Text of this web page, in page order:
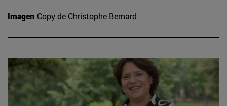
Imagen Copy de Christophe Bernard